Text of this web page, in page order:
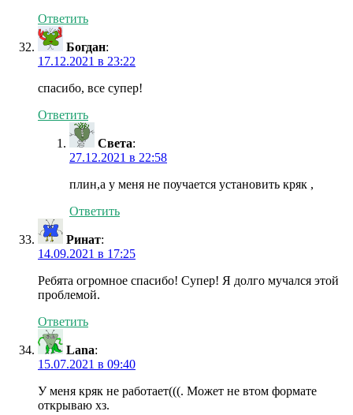
Ответить
Богдан:
17.12.2021 в 23:22
спасибо, все супер!
Ответить
Света:
27.12.2021 в 22:58
плин,а у меня не поучается установить кряк ,
Ответить
Ринат:
14.09.2021 в 17:25
Ребята огромное спасибо! Супер! Я долго мучался этой
проблемой.
Ответить
Lana:
15.07.2021 в 09:40
У меня кряк не работает(((. Может не втом формате
открываю хз.